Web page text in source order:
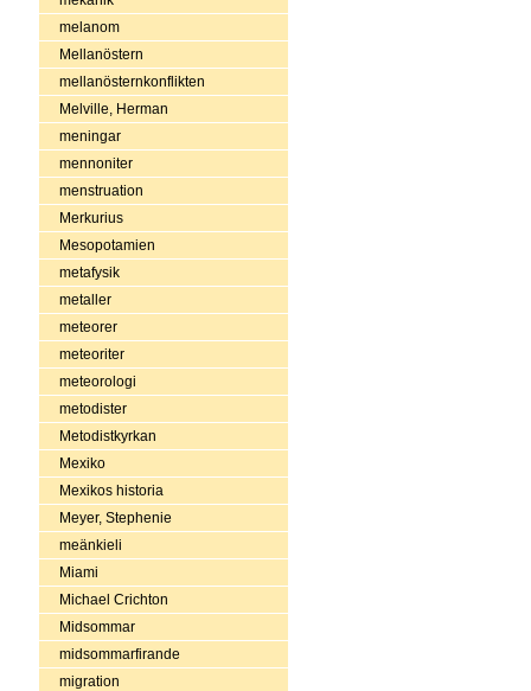
melanom
Mellanöstern
mellanösternkonflikten
Melville, Herman
meningar
mennoniter
menstruation
Merkurius
Mesopotamien
metafysik
metaller
meteorer
meteoriter
meteorologi
metodister
Metodistkyrkan
Mexiko
Mexikos historia
Meyer, Stephenie
meänkieli
Miami
Michael Crichton
Midsommar
midsommarfirande
migration